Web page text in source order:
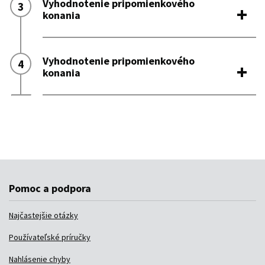
Pomoc a podpora
Najčastejšie otázky
Používateľské príručky
Nahlásenie chyby